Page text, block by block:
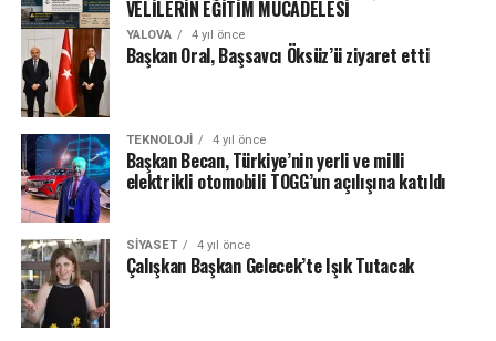
VELİLERİN EĞİTİM MÜCADELESİ
YALOVA 4 yıl önce
Başkan Oral, Başsavcı Öksüz’ü ziyaret etti
TEKNOLOJI 4 yıl önce
Başkan Becan, Türkiye’nin yerli ve milli
elektrikli otomobili TOGG’un açılışına katıldı
SIYASET 4 yıl önce
Çalışkan Başkan Gelecek’te Işık Tutacak